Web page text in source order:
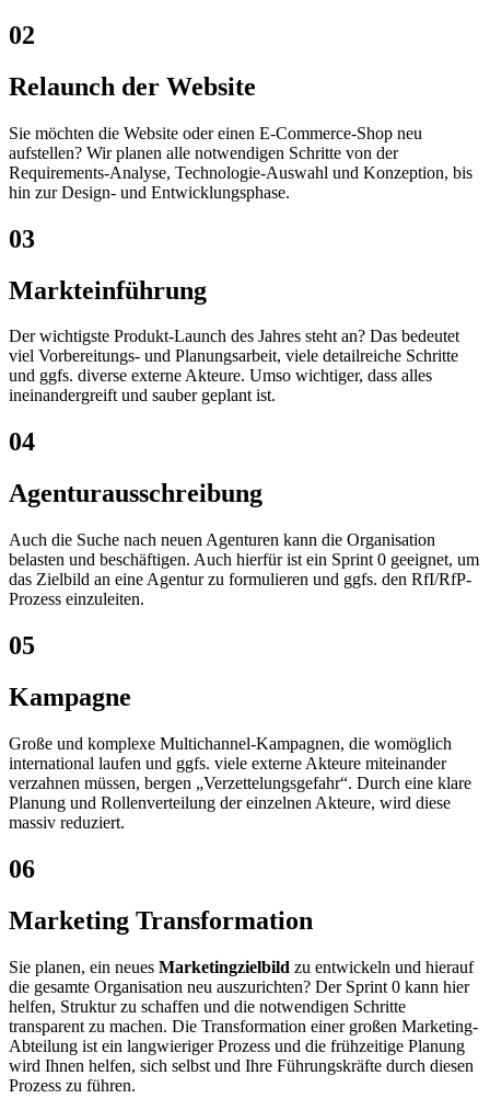
02
Relaunch der Website
Sie möchten die Website oder einen E-Commerce-Shop neu
aufstellen? Wir planen alle notwendigen Schritte von der
Requirements-Analyse, Technologie-Auswahl und Konzeption, bis
hin zur Design- und Entwicklungsphase.
03
Markteinführung
Der wichtigste Produkt-Launch des Jahres steht an? Das bedeutet
viel Vorbereitungs- und Planungsarbeit, viele detailreiche Schritte
und ggfs. diverse externe Akteure. Umso wichtiger, dass alles
ineinandergreift und sauber geplant ist.
04
Agenturausschreibung
Auch die Suche nach neuen Agenturen kann die Organisation
belasten und beschäftigen. Auch hierfür ist ein Sprint 0 geeignet, um
das Zielbild an eine Agentur zu formulieren und ggfs. den RfI/RfP-
Prozess einzuleiten.
05
Kampagne
Große und komplexe Multichannel-Kampagnen, die womöglich
international laufen und ggfs. viele externe Akteure miteinander
verzahnen müssen, bergen „Verzettelungsgefahr“. Durch eine klare
Planung und Rollenverteilung der einzelnen Akteure, wird diese
massiv reduziert.
06
Marketing Transformation
Sie planen, ein neues Marketingzielbild zu entwickeln und hierauf
die gesamte Organisation neu auszurichten? Der Sprint 0 kann hier
helfen, Struktur zu schaffen und die notwendigen Schritte
transparent zu machen. Die Transformation einer großen Marketing-
Abteilung ist ein langwieriger Prozess und die frühzeitige Planung
wird Ihnen helfen, sich selbst und Ihre Führungskräfte durch diesen
Prozess zu führen.